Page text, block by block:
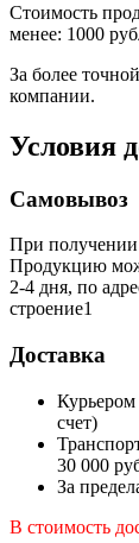
Стоимость
менее: 1000
За более
компании.
Условия
Самовывоз
При получении
Продукцию
2-4 дня, по
строение1
Доставка
Курьером
счет)
30 000
За
В стоимость